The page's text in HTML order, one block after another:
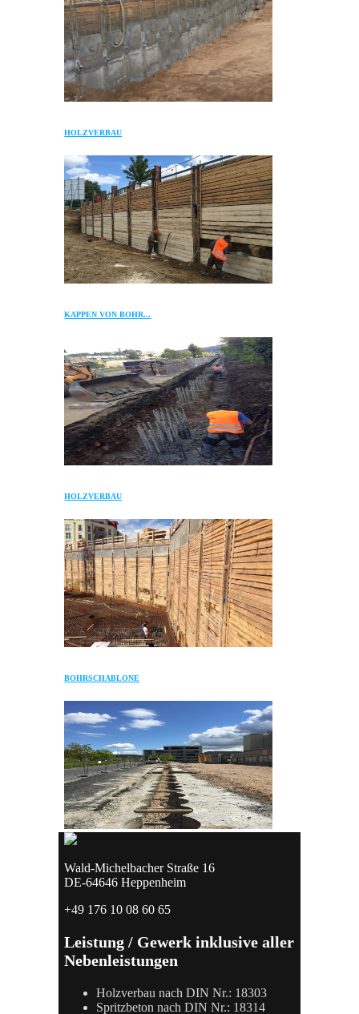
HOLZVERBAU
KAPPEN VON BOHR...
HOLZVERBAU
BOHRSCHABLONE
Wald-Michelbacher Straße 16
DE-64646 Heppenheim
+49 176 10 08 60 65
Leistung / Gewerk inklusive aller
Nebenleistungen
Holzverbau nach DIN Nr.: 18303
Spritzbeton nach DIN Nr.: 18314